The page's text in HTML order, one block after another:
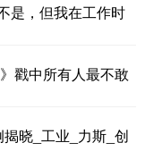
是，但我在工作时
戳中所有人最不敢
揭晓_工业_力斯_创